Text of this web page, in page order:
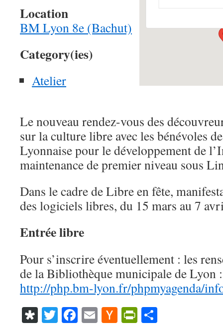
Location
BM Lyon 8e (Bachut)
Category(ies)
Atelier
Le nouveau rendez-vous des
sur la culture libre avec les bénévoles
Lyonnaise pour le développement de
maintenance de premier niveau sous
Dans le cadre de Libre en fête,
des logiciels libres, du 15 mars au 7
Entrée libre
Pour s’inscrire éventuellement : les
de la Bibliothèque municipale de Lyon :
http://php.bm-lyon.fr/phpmyagenda/
Diaspora
TwitterFacebook
EmailHackerPrintFriendly